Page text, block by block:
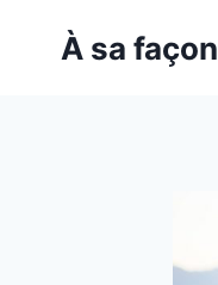
À sa façon